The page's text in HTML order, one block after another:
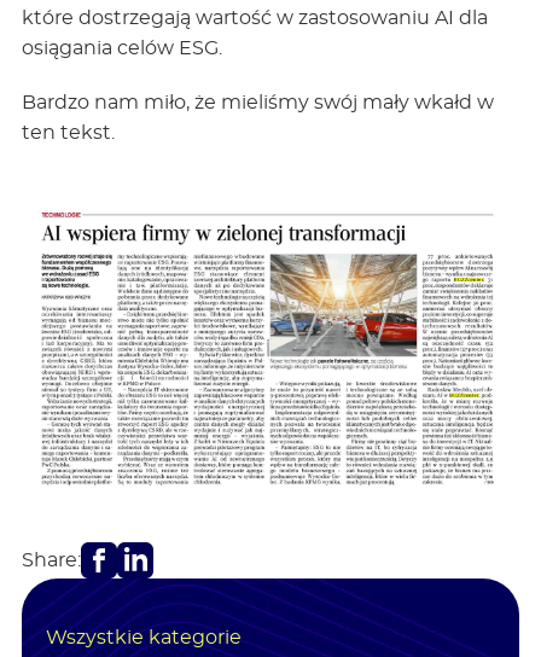
które dostrzegają wartość w zastosowaniu AI dla
osiągania celów ESG.
Bardzo nam miło, że mieliśmy swój mały wkałd w
ten tekst.
Share:
Wszystkie kategorie